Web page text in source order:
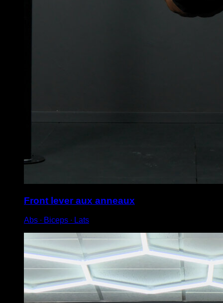
Front lever aux anneaux
Abs ∙ Biceps ∙ Lats